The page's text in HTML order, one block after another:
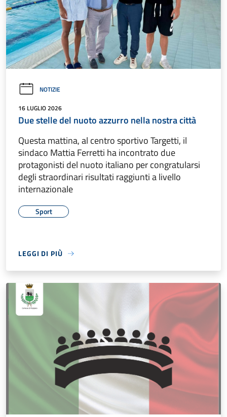
NOTIZIE
16 LUGLIO 2026
Due stelle del nuoto azzurro nella nostra città
Questa mattina, al centro sportivo Targetti, il
sindaco Mattia Ferretti ha incontrato due
protagonisti del nuoto italiano per congratularsi
degli straordinari risultati raggiunti a livello
internazionale
Sport
LEGGI DI PIÙ